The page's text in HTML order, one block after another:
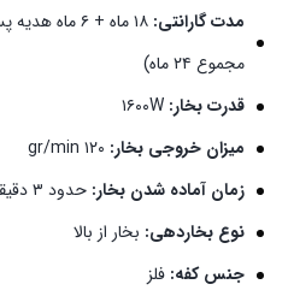
مدت گارانتی:
۱۸ ماه + ۶
مجموع ۲۴ ماه)
قدرت بخار:
میزان خروجی بخار:
زمان آماده شدن بخار: حدود ۳ دقیقه
نوع بخاردهی: بخار از بالا
جنس کفه: فلز